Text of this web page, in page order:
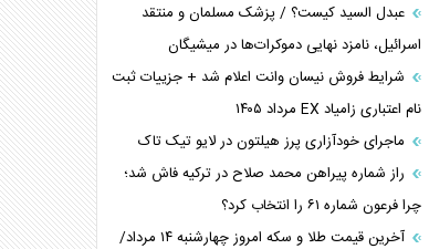
عبدل السید کیست؟ / پزشک مسلمان و منتقد
اسرائیل، نامزد نهایی دموکرات‌ها در میشیگان
شرایط فروش نیسان وانت اعلام شد + جزییات ثبت
نام اعتباری زامیاد EX مرداد ۱۴۰۵
ماجرای خودآزاری پرز هیلتون در لایو تیک تاک
راز شماره پیراهن محمد صلاح در ترکیه فاش شد؛
چرا فرعون شماره ۶۱ را انتخاب کرد؟
آخرین قیمت طلا و سکه امروز چهارشنبه ۱۴ مرداد/